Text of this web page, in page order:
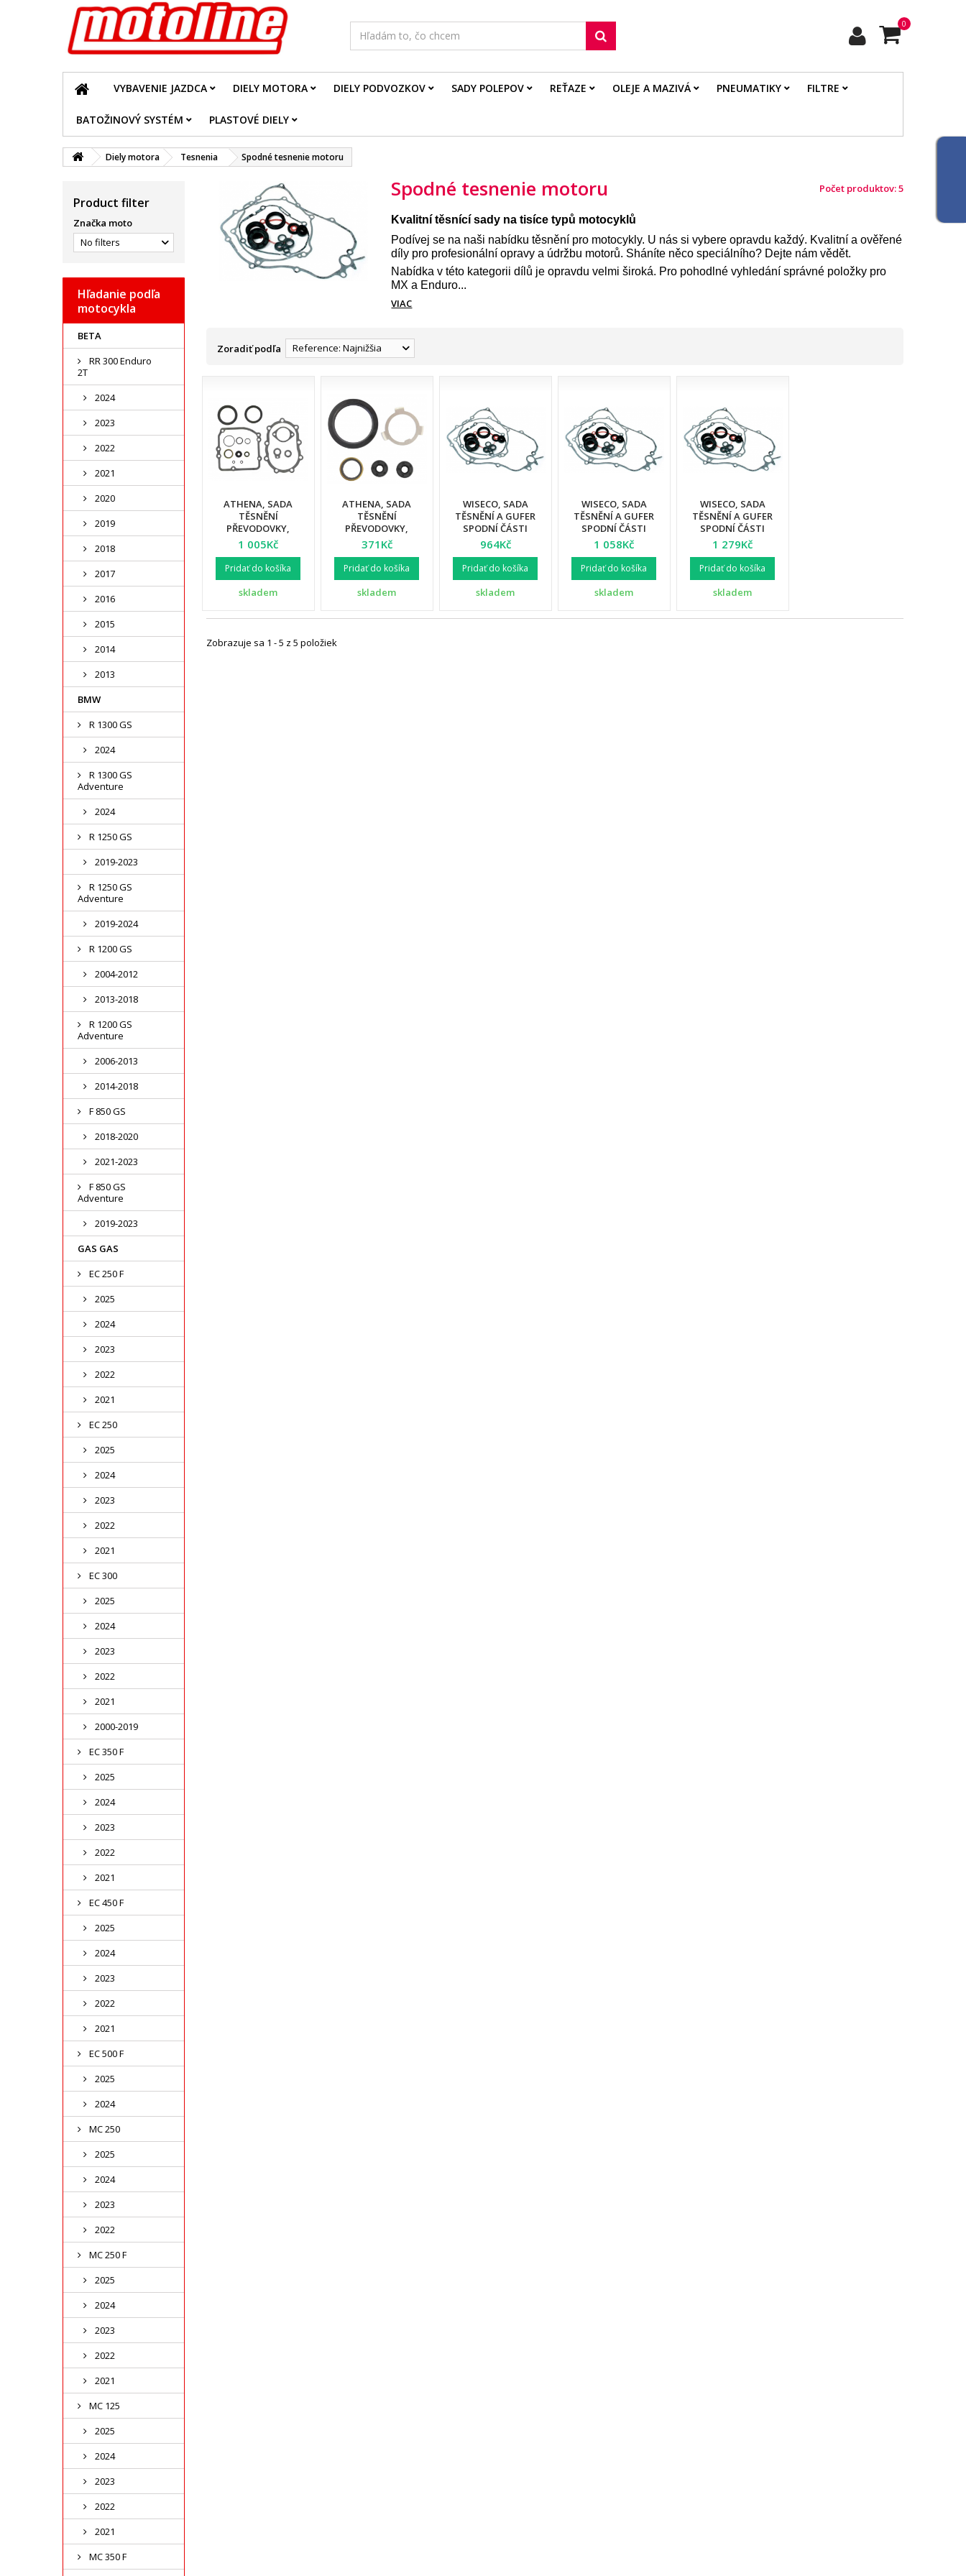
0
VYBAVENIE JAZDCA DIELY MOTORA DIELY PODVOZKOV SADY POLEPOV REŤAZE OLEJE A MAZIVÁ PNEUMATIKY FILTRE
BATOŽINOVÝ SYSTÉM PLASTOVÉ DIELY
Diely motora Tesnenia Spodné tesnenie motoru
Product filter
Značka moto
No filters
Hľadanie podľa
motocykla
BETA
RR 300 Enduro
2T
2024
2023
2022
2021
2020
2019
2018
2017
2016
2015
2014
2013
BMW
R 1300 GS
2024
R 1300 GS
Adventure
2024
R 1250 GS
2019-2023
R 1250 GS
Adventure
2019-2024
R 1200 GS
2004-2012
2013-2018
R 1200 GS
Adventure
2006-2013
2014-2018
F 850 GS
2018-2020
2021-2023
F 850 GS
Adventure
2019-2023
GAS GAS
EC 250 F
2025
2024
2023
2022
2021
EC 250
2025
2024
2023
2022
2021
EC 300
2025
2024
2023
2022
2021
2000-2019
EC 350 F
2025
2024
2023
2022
2021
EC 450 F
2025
2024
2023
2022
2021
EC 500 F
2025
2024
MC 250
2025
2024
2023
2022
MC 250 F
2025
2024
2023
2022
2021
MC 125
2025
2024
2023
2022
2021
MC 350 F
Spodné tesnenie motoru Počet produktov: 5
Kvalitní těsnící sady na tisíce typů motocyklů
Podívej se na naši nabídku těsnění pro motocykly. U nás si vybere opravdu každý. Kvalitní a ověřené
díly pro profesionální opravy a údržbu motorů. Sháníte něco speciálního? Dejte nám vědět.
Nabídka v této kategorii dílů je opravdu velmi široká. Pro pohodlné vyhledání správné položky pro
MX a Enduro...
VIAC
Zoradiť podľa Reference: Najnižšia
ATHENA, SADA
TĚSNĚNÍ
PŘEVODOVKY,
HARLEY-DAVIDSON
SHOVELHEAD
(OEM:33031-80)
1 005Kč
Pridať do košíka
skladem
ATHENA, SADA
TĚSNĚNÍ
PŘEVODOVKY,
HARLEY DAVIDSON
SHOVELHEAD
(OEM:37741-82K)
371Kč
Pridať do košíka
skladem
WISECO, SADA
TĚSNĚNÍ A GUFER
SPODNÍ ČÁSTI
MOTORU, YAMAHA
YZ 250 F '01-'11
964Kč
Pridať do košíka
skladem
WISECO, SADA
TĚSNĚNÍ A GUFER
SPODNÍ ČÁSTI
MOTORU, YAMAHA
YZF 450 '03-'05
1 058Kč
Pridať do košíka
skladem
WISECO, SADA
TĚSNĚNÍ A GUFER
SPODNÍ ČÁSTI
MOTORU, HONDA CR
125 '03-'04
1 279Kč
Pridať do košíka
skladem
Zobrazuje sa 1 - 5 z 5 položiek